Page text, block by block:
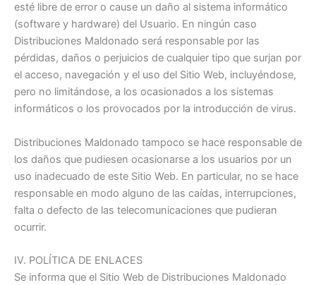
esté libre de error o cause un daño al sistema informático
(software y hardware) del Usuario. En ningún caso
Distribuciones Maldonado será responsable por las
pérdidas, daños o perjuicios de cualquier tipo que surjan por
el acceso, navegación y el uso del Sitio Web, incluyéndose,
pero no limitándose, a los ocasionados a los sistemas
informáticos o los provocados por la introducción de virus.
Distribuciones Maldonado tampoco se hace responsable de
los daños que pudiesen ocasionarse a los usuarios por un
uso inadecuado de este Sitio Web. En particular, no se hace
responsable en modo alguno de las caídas, interrupciones,
falta o defecto de las telecomunicaciones que pudieran
ocurrir.
IV. POLÍTICA DE ENLACES
Se informa que el Sitio Web de Distribuciones Maldonado